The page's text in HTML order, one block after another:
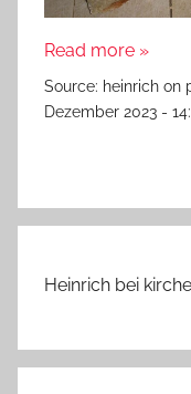
Read more »
Source: heinrich on
Dezember 2023 -
Heinrich bei